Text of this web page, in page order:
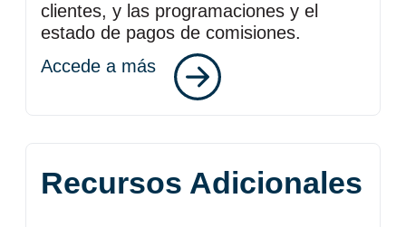
clientes, y las programaciones y el
estado de pagos de comisiones.
Accede a más
Recursos Adicionales